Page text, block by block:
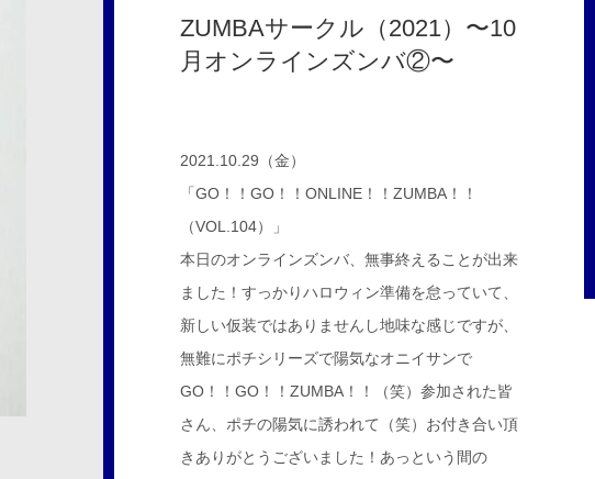
ZUMBAサークル（2021）〜10
月オンラインズンバ②〜
2021.10.29（金）
「GO！！GO！！ONLINE！！ZUMBA！！
（VOL.104）」
本日のオンラインズンバ、無事終えることが出来
ました！すっかりハロウィン準備を怠っていて、
新しい仮装ではありませんし地味な感じですが、
無難にポチシリーズで陽気なオニイサンで
GO！！GO！！ZUMBA！！（笑）参加された皆
さん、ポチの陽気に誘われて（笑）お付き合い頂
きありがとうございました！あっという間の